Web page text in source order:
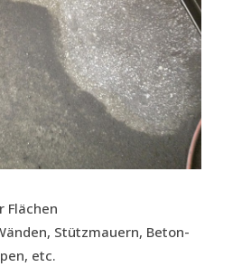
Flächen
Stütz­mau­ern, Beton­
etc.